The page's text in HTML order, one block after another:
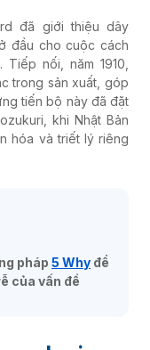
đã giới thiệu dây
đầu cho cuộc cách
nối, năm 1910,
trong sản xuất, góp
tiến bộ này đã đặt
khi Nhật Bản
hóa và triết lý riêng
pháp 5 Why để
của vấn đề